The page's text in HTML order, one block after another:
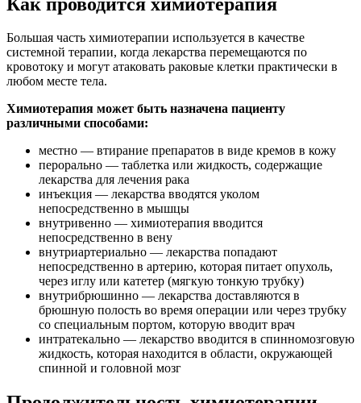
Большая часть химиотерапии используется в качестве
системной терапии, когда лекарства перемещаются по
кровотоку и могут атаковать раковые клетки практически в
любом месте тела.
Химиотерапия может быть назначена пациенту
различными способами:
местно — втирание препаратов в виде кремов в кожу
перорально — таблетка или жидкость, содержащие
лекарства для лечения рака
инъекция — лекарства вводятся уколом
непосредственно в мышцы
внутривенно — химиотерапия вводится
непосредственно в вену
внутриартериально — лекарства попадают
непосредственно в артерию, которая питает опухоль,
через иглу или катетер (мягкую тонкую трубку)
внутрибрюшинно — лекарства доставляются в
брюшную полость во время операции или через трубку
со специальным портом, которую вводит врач
интратекально — лекарство вводится в спинномозговую
жидкость, которая находится в области, окружающей
спинной и головной мозг